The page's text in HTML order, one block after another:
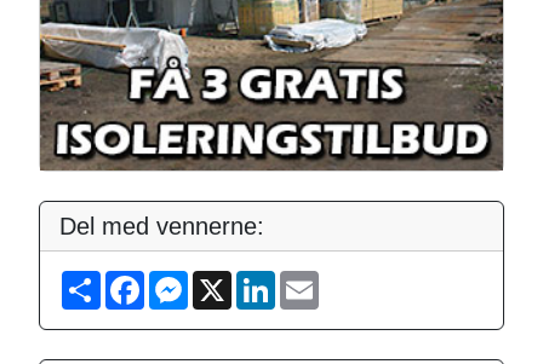
Del med vennerne:
S
h
e
F
b
M
e
X
L
e
l